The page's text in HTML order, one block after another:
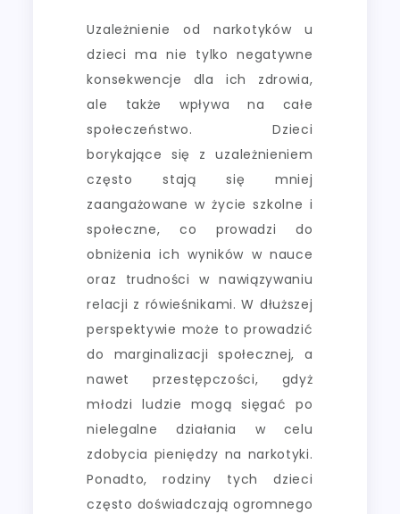
Uzależnienie od narkotyków u
dzieci ma nie tylko negatywne
konsekwencje dla ich zdrowia,
ale także wpływa na całe
społeczeństwo. Dzieci
borykające się z uzależnieniem
często stają się mniej
zaangażowane w życie szkolne i
społeczne, co prowadzi do
obniżenia ich wyników w nauce
oraz trudności w nawiązywaniu
relacji z rówieśnikami. W dłuższej
perspektywie może to prowadzić
do marginalizacji społecznej, a
nawet przestępczości, gdyż
młodzi ludzie mogą sięgać po
nielegalne działania w celu
zdobycia pieniędzy na narkotyki.
Ponadto, rodziny tych dzieci
często doświadczają ogromnego